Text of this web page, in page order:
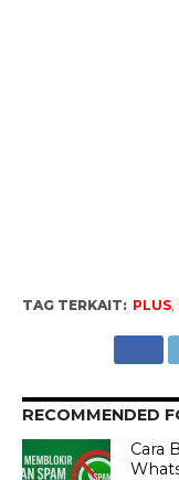
TAG TERKAIT: PLUS,
RECOMMENDED
Cara